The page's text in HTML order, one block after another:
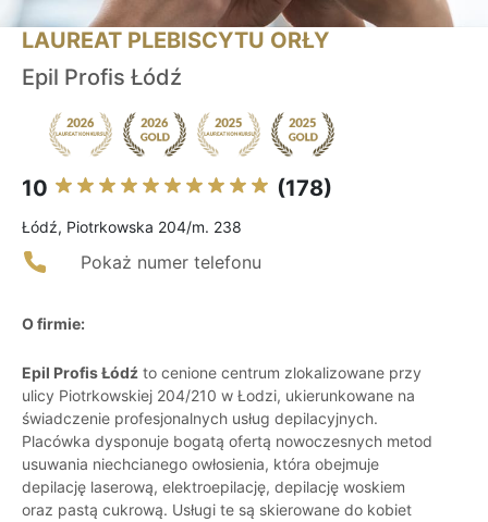
LAUREAT PLEBISCYTU ORŁY
Epil Profis Łódź
10 (178)
Łódź, Piotrkowska 204/m. 238
Pokaż numer telefonu
O firmie:
Epil Profis Łódź to cenione centrum zlokalizowane przy
ulicy Piotrkowskiej 204/210 w Łodzi, ukierunkowane na
świadczenie profesjonalnych usług depilacyjnych.
Placówka dysponuje bogatą ofertą nowoczesnych metod
usuwania niechcianego owłosienia, która obejmuje
depilację laserową, elektroepilację, depilację woskiem
oraz pastą cukrową. Usługi te są skierowane do kobiet